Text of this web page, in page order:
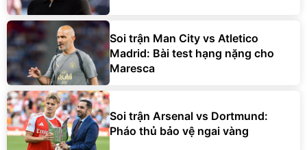
Soi trận Man City vs Atletico
Madrid: Bài test hạng nặng cho
Maresca
Soi trận Arsenal vs Dortmund:
Pháo thủ bảo vệ ngai vàng